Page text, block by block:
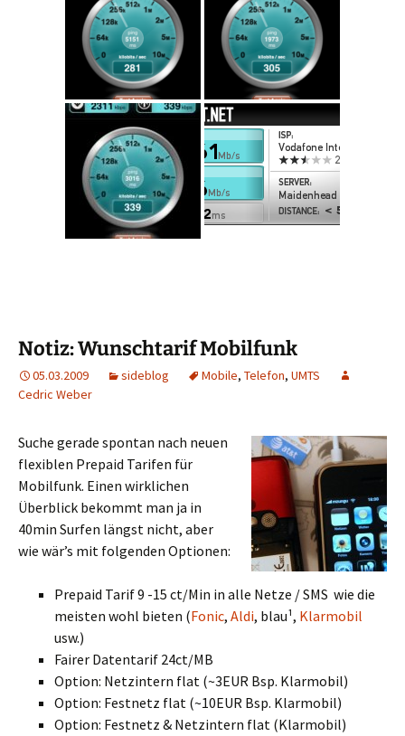
Notiz: Wunschtarif Mobilfunk
05.03.2009 sideblog Mobile, Telefon, UMTS
Cedric Weber
Suche gerade spontan nach neuen
flexiblen Prepaid Tarifen für
Mobilfunk. Einen wirklichen
Überblick bekommt man ja in
40min Surfen längst nicht, aber
wie wär’s mit folgenden Optionen:
Prepaid Tarif 9 -15 ct/Min in alle Netze / SMS wie die
meisten wohl bieten (Fonic, Aldi, blau¹, Klarmobil
usw.)
Fairer Datentarif 24ct/MB
Option: Netzintern flat (~3EUR Bsp. Klarmobil)
Option: Festnetz flat (~10EUR Bsp. Klarmobil)
Option: Festnetz & Netzintern flat (Klarmobil)